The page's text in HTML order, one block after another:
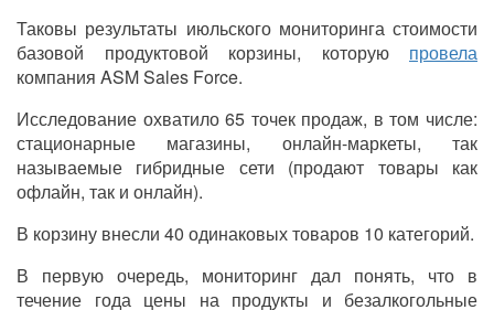
Таковы результаты июльского мониторинга стоимости
базовой продуктовой корзины, которую провела
компания ASM Sales Force.
Исследование охватило 65 точек продаж, в том числе:
стационарные магазины, онлайн-маркеты, так
называемые гибридные сети (продают товары как
офлайн, так и онлайн).
В корзину внесли 40 одинаковых товаров 10 категорий.
В первую очередь, мониторинг дал понять, что в
течение года цены на продукты и безалкогольные